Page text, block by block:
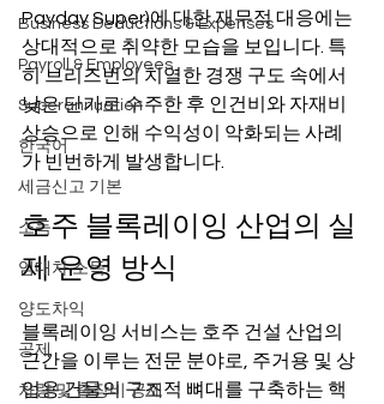
Business Deductions & Expenses
Payroll & Employees
Superannuation
한국어
세금신고 기본
소득
임대차 소득
양도차익
공제
차량 및 출장비 공제
Payday Super)에 대한 재무적 대응에는
상대적으로 취약한 모습을 보입니다. 특
히 브리즈번의 치열한 경쟁 구도 속에서
낮은 단가로 수주한 후 인건비와 자재비
상승으로 인해 수익성이 악화되는 사례
가 빈번하게 발생합니다.
호주 블록레이잉 산업의 실
제 운영 방식
블록레이잉 서비스는 호주 건설 산업의
근간을 이루는 전문 분야로, 주거용 및 상
업용 건물의 구조적 뼈대를 구축하는 핵